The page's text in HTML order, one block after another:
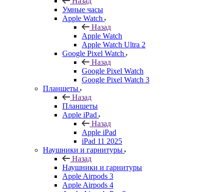
Умные часы
Apple Watch
Назад
Apple Watch
Apple Watch Ultra 2
Google Pixel Watch
Назад
Google Pixel Watch
Google Pixel Watch 3
Планшеты
Назад
Планшеты
Apple iPad
Назад
Apple iPad
iPad 11 2025
Наушники и гарнитуры
Назад
Наушники и гарнитуры
Apple Airpods 3
Apple Airpods 4